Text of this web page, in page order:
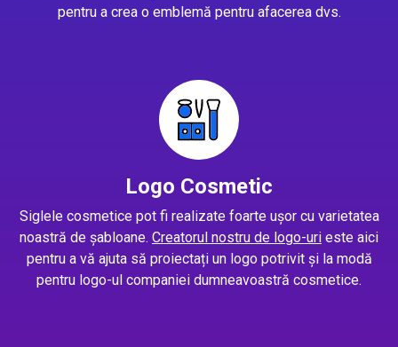
pentru a crea o emblemă pentru afacerea dvs.
Logo Cosmetic
Siglele cosmetice pot fi realizate foarte ușor cu varietatea
noastră de șabloane. Creatorul nostru de logo-uri este aici
pentru a vă ajuta să proiectați un logo potrivit și la modă
pentru logo-ul companiei dumneavoastră cosmetice.